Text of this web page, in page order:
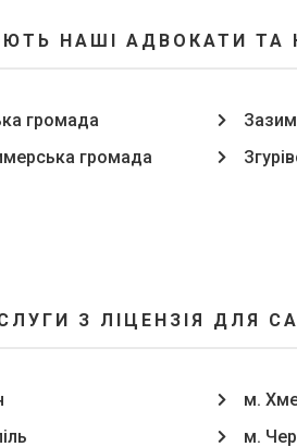
НАШІ АДВОКАТИ ТА
громада
громада
З ЛІЦЕНЗІЯ ДЛЯ
м.
м.